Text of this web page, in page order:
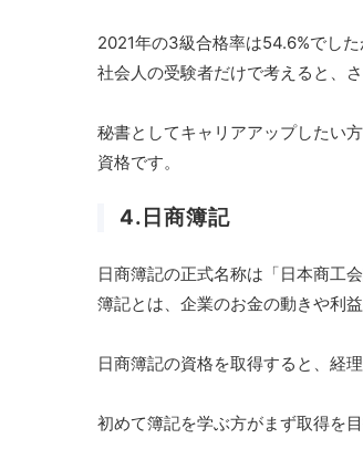
2021年の3級合格率は54.6%でし
社会人の受験者だけで考えると、
秘書としてキャリアアップしたい
資格です。
4.日商簿記
日商簿記の正式名称は「日本商工
簿記とは、企業のお金の動きや利
日商簿記の資格を取得すると、経
初めて簿記を学ぶ方がまず取得を